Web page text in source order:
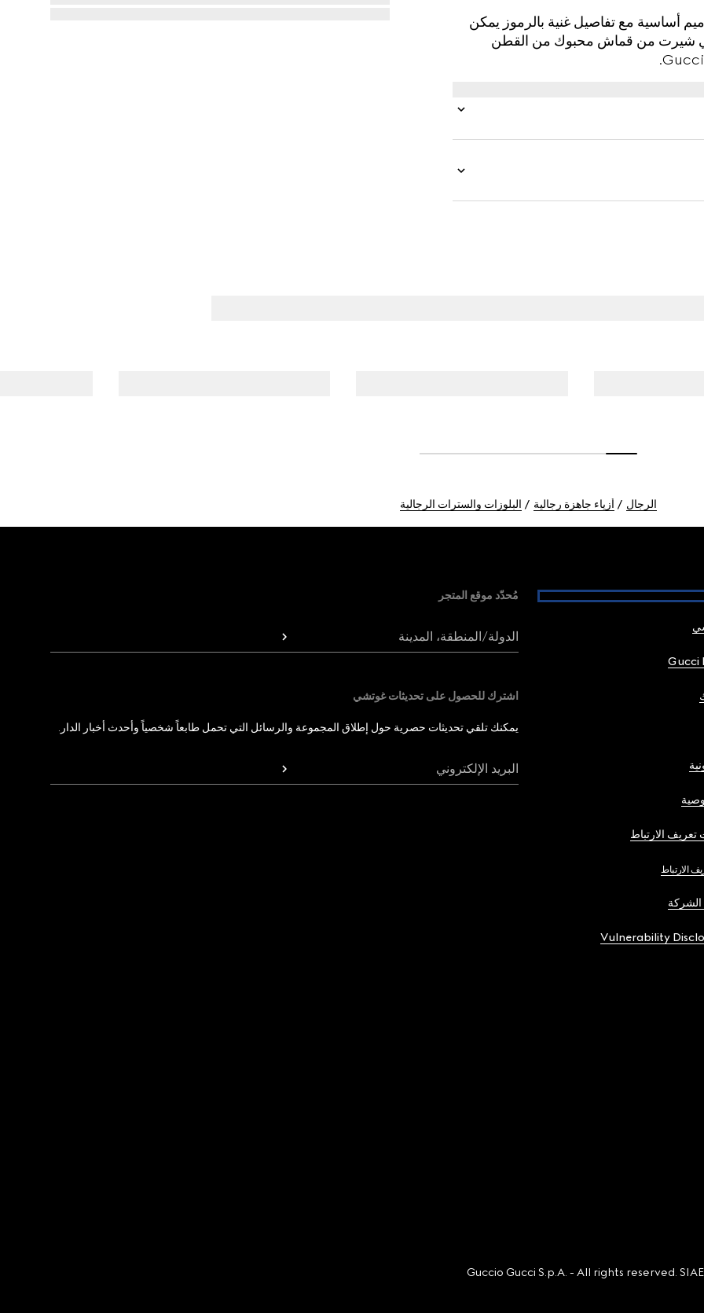
2025 الضوء على تصاميم أساسية مع تفاصيل غنية بالرموز يمكن
التي شيرت من قماش محبوك من القطن
الرجال أزياء جاهزة رجالية البلوزات والسترات الرجالية
Gucci
الارتباط
الارتباط
Vulnerability
مُحدّد موقع المتجر
الدولة/المنطقة، المدينة
اشترك للحصول على تحديثات غوتشي
يمكنك تلقي تحديثات حصرية حول إطلاق المجموعة والرسائل التي تحمل طابعاً شخصياً وأحدث أخبار الدار.
البريد الإلكتروني